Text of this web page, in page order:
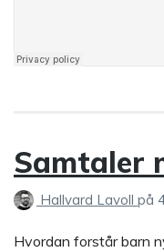
Samtaler
Hallvard Lavoll på
Hvordan forstår barn